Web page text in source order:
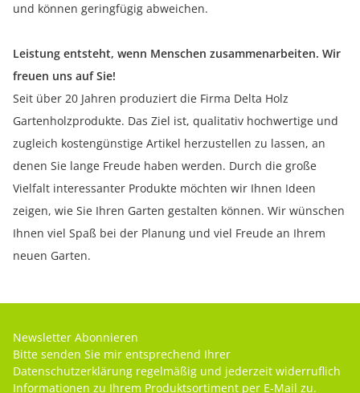
und können geringfügig abweichen.
Leistung entsteht, wenn Menschen zusammenarbeiten. Wir
freuen uns auf Sie!
Seit über 20 Jahren produziert die Firma Delta Holz
Gartenholzprodukte. Das Ziel ist, qualitativ hochwertige und
zugleich kostengünstige Artikel herzustellen zu lassen, an
denen Sie lange Freude haben werden. Durch die große
Vielfalt interessanter Produkte möchten wir Ihnen Ideen
zeigen, wie Sie Ihren Garten gestalten können. Wir wünschen
Ihnen viel Spaß bei der Planung und viel Freude an Ihrem
neuen Garten.
Newsletter Abonnieren
Bitte senden Sie mir entsprechend Ihrer
Datenschutzerklärung regelmäßig und jederzeit widerruflich
Informationen zu Ihrem Produktsortiment per E-Mail zu.